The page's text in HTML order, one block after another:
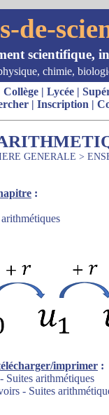
de-
scientifique,
chimie,
Collège| Lycée|
| Inscription |
GENERALE >
:
imprimer :
Suites arithmétiques
- Suites